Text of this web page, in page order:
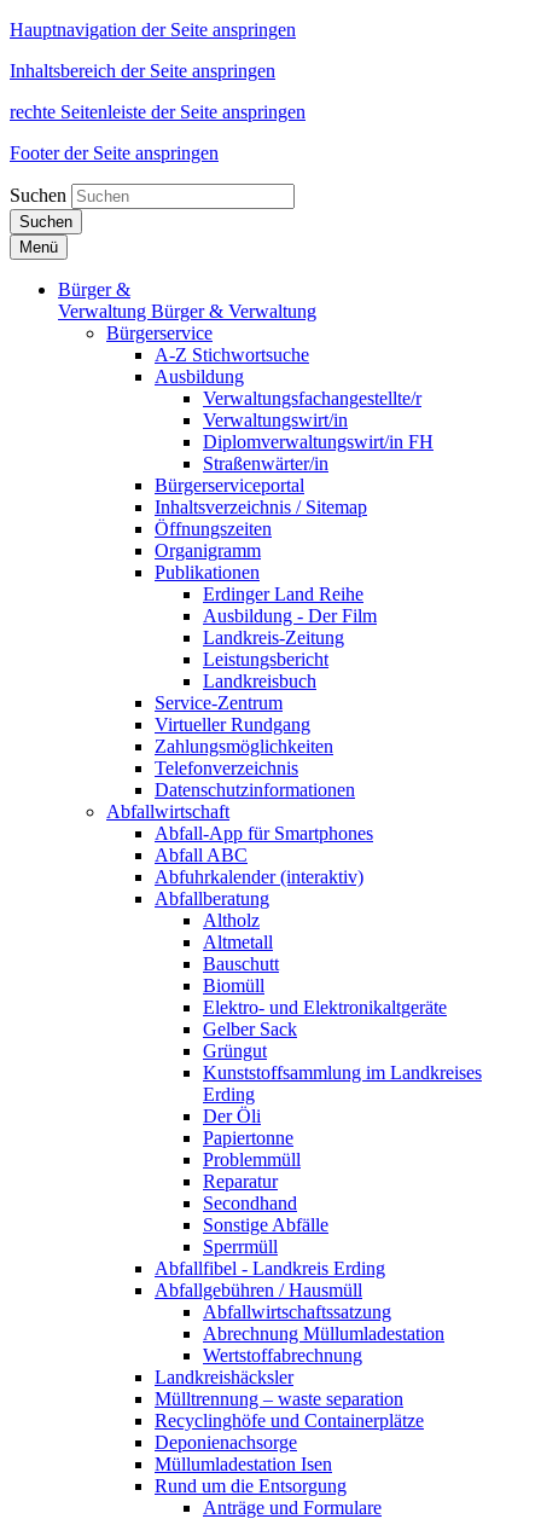
Hauptnavigation der Seite anspringen
Inhaltsbereich der Seite anspringen
rechte Seitenleiste der Seite anspringen
Footer der Seite anspringen
Suchen
Suchen
Menü
Bürger &
Verwaltung Bürger & Verwaltung
Bürgerservice
A-Z Stichwortsuche
Ausbildung
Verwaltungsfachangestellte/r
Verwaltungswirt/in
Diplomverwaltungswirt/in FH
Straßenwärter/in
Bürgerserviceportal
Inhaltsverzeichnis / Sitemap
Öffnungszeiten
Organigramm
Publikationen
Erdinger Land Reihe
Ausbildung - Der Film
Landkreis-Zeitung
Leistungsbericht
Landkreisbuch
Service-Zentrum
Virtueller Rundgang
Zahlungsmöglichkeiten
Telefonverzeichnis
Datenschutzinformationen
Abfallwirtschaft
Abfall-App für Smartphones
Abfall ABC
Abfuhrkalender (interaktiv)
Abfallberatung
Altholz
Altmetall
Bauschutt
Biomüll
Elektro- und Elektronikaltgeräte
Gelber Sack
Grüngut
Kunststoffsammlung im Landkreises
Erding
Der Öli
Papiertonne
Problemmüll
Reparatur
Secondhand
Sonstige Abfälle
Sperrmüll
Abfallfibel - Landkreis Erding
Abfallgebühren / Hausmüll
Abfallwirtschaftssatzung
Abrechnung Müllumladestation
Wertstoffabrechnung
Landkreishäcksler
Mülltrennung – waste separation
Recyclinghöfe und Containerplätze
Deponienachsorge
Müllumladestation Isen
Rund um die Entsorgung
Anträge und Formulare